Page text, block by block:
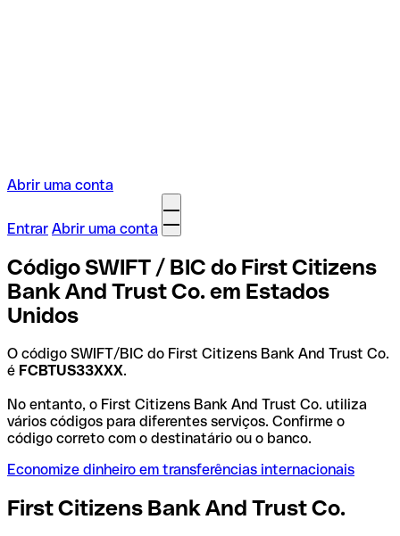
Abrir uma conta
Entrar Abrir uma conta
Código SWIFT / BIC do First Citizens
Bank And Trust Co. em Estados
Unidos
O código SWIFT/BIC do First Citizens Bank And Trust Co.
é FCBTUS33XXX.
No entanto, o First Citizens Bank And Trust Co. utiliza
vários códigos para diferentes serviços. Confirme o
código correto com o destinatário ou o banco.
Economize dinheiro em transferências internacionais
First Citizens Bank And Trust Co.